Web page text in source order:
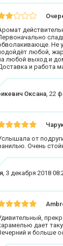
Не
любой,
любой выход и
и работа
Оксана,22
от
Очень
,3 декабря 2018
дает
и больше